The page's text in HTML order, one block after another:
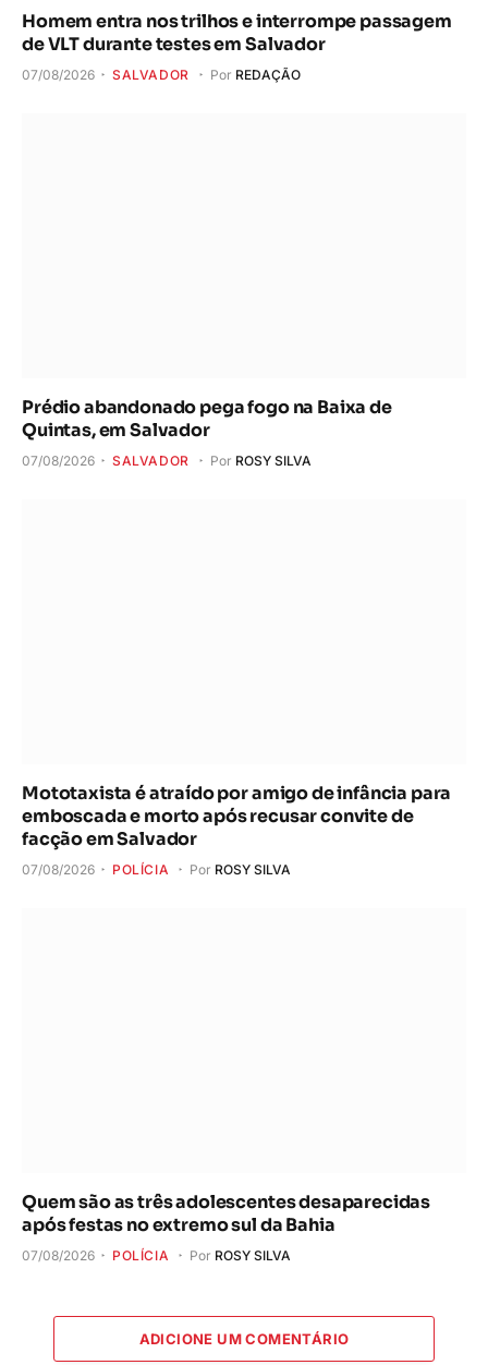
Homem entra nos trilhos e interrompe passagem
de VLT durante testes em Salvador
07/08/2026 SALVADOR Por REDAÇÃO
Prédio abandonado pega fogo na Baixa de
Quintas, em Salvador
07/08/2026 SALVADOR Por ROSY SILVA
Mototaxista é atraído por amigo de infância para
emboscada e morto após recusar convite de
facção em Salvador
07/08/2026 POLÍCIA Por ROSY SILVA
Quem são as três adolescentes desaparecidas
após festas no extremo sul da Bahia
07/08/2026 POLÍCIA Por ROSY SILVA
ADICIONE UM COMENTÁRIO